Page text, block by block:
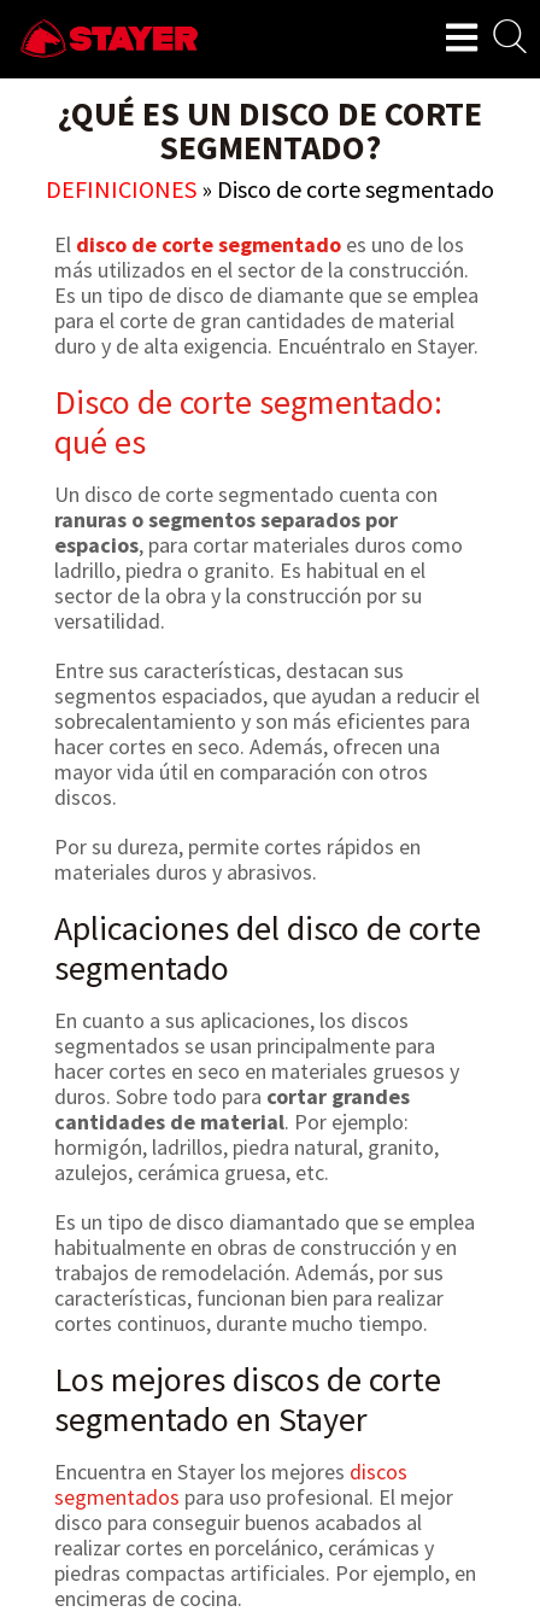
¿QUÉ ES UN DISCO DE CORTE
SEGMENTADO?
DEFINICIONES » Disco de corte segmentado
El disco de corte segmentado es uno de los
más utilizados en el sector de la construcción.
Es un tipo de disco de diamante que se emplea
para el corte de gran cantidades de material
duro y de alta exigencia. Encuéntralo en Stayer.
Disco de corte segmentado:
qué es
Un disco de corte segmentado cuenta con
ranuras o segmentos separados por
espacios, para cortar materiales duros como
ladrillo, piedra o granito. Es habitual en el
sector de la obra y la construcción por su
versatilidad.
Entre sus características, destacan sus
segmentos espaciados, que ayudan a reducir el
sobrecalentamiento y son más eficientes para
hacer cortes en seco. Además, ofrecen una
mayor vida útil en comparación con otros
discos.
Por su dureza, permite cortes rápidos en
materiales duros y abrasivos.
Aplicaciones del disco de corte
segmentado
En cuanto a sus aplicaciones, los discos
segmentados se usan principalmente para
hacer cortes en seco en materiales gruesos y
duros. Sobre todo para cortar grandes
cantidades de material. Por ejemplo:
hormigón, ladrillos, piedra natural, granito,
azulejos, cerámica gruesa, etc.
Es un tipo de disco diamantado que se emplea
habitualmente en obras de construcción y en
trabajos de remodelación. Además, por sus
características, funcionan bien para realizar
cortes continuos, durante mucho tiempo.
Los mejores discos de corte
segmentado en Stayer
Encuentra en Stayer los mejores discos
segmentados para uso profesional. El mejor
disco para conseguir buenos acabados al
realizar cortes en porcelánico, cerámicas y
piedras compactas artificiales. Por ejemplo, en
encimeras de cocina.